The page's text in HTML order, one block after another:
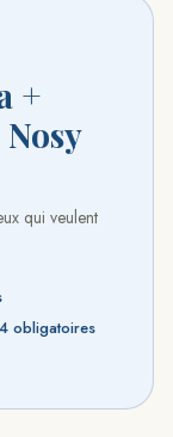
+
qui veulent
obligatoires